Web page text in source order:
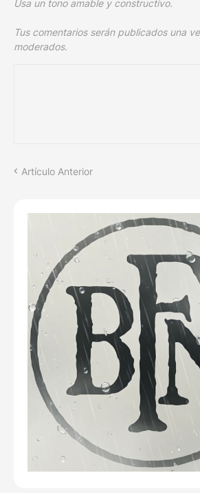
Usa un tono amable y constructivo.
Tus comentarios serán publicados una
moderados.
Artículo Anterior